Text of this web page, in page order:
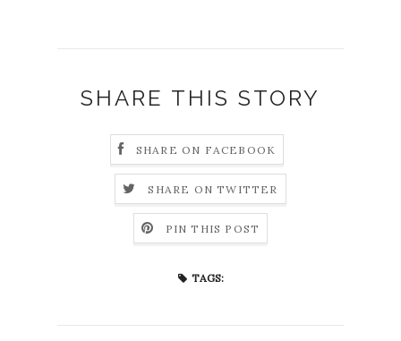
SHARE THIS STORY
SHARE ON FACEBOOK
SHARE ON TWITTER
PIN THIS POST
TAGS: